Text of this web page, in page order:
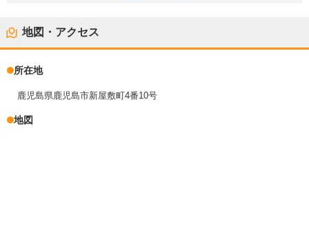
地図・アクセス
所在地
鹿児島県鹿児島市新屋敷町4番10号
地図